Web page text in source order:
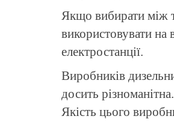
Якщо вибирати між
використовувати на
електростанції.
Виробників
досить
Якість цього